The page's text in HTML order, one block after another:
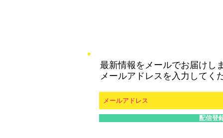
最新情報をメールでお届けし
メールアドレスを入力してく
配信登